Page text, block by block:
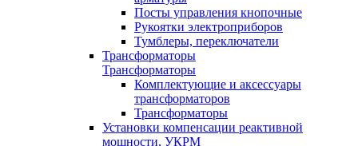
Посты управления кнопочные
Рукоятки электроприборов
Тумблеры, переключатели
Трансформаторы
Трансформаторы
Комплектующие и аксессуары
трансформаторов
Трансформаторы
Установки компенсации реактивной
мощности, УКРМ